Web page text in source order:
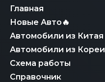
Главная
Новые Авто🔥
Автомобили из Китая
Автомобили из Кореи
Схема работы
Справочник